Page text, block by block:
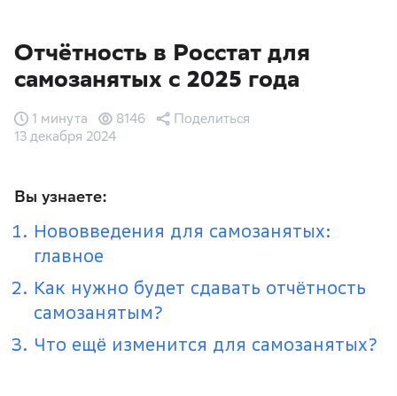
Отчётность в Росстат для
самозанятых с 2025 года
13 декабря 2024
1 минута 8146 Поделиться
Вы узнаете:
Нововведения для самозанятых:
главное
Как нужно будет сдавать отчётность
самозанятым?
Что ещё изменится для самозанятых?